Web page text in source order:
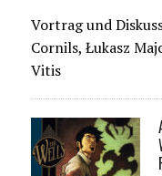
Vortrag und
Cornils, Łukasz
Vitis